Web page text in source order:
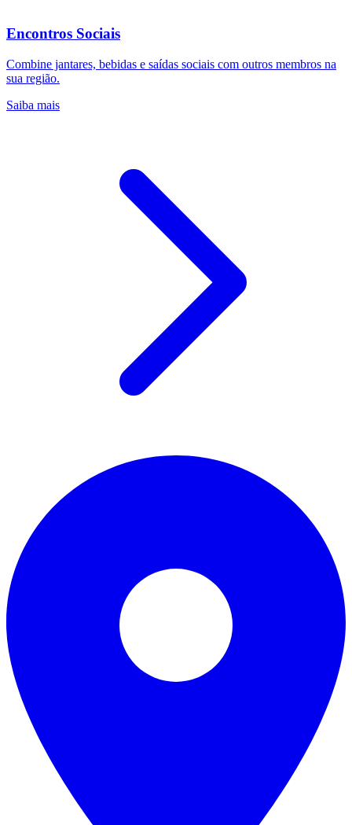
Encontros Sociais
Combine jantares, bebidas e saídas sociais com outros membros na
sua região.
Saiba mais